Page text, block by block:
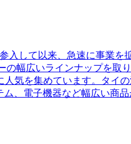
入して以来、急速に事業を
の幅広いラインナップを取
気を集めています。タイ
、電子機器など幅広い商